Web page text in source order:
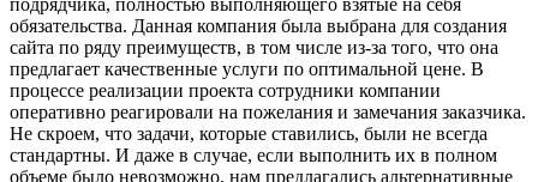
обязательства. Данная компания была выбрана для создания
сайта по ряду преимуществ, в том числе из-за того, что она
предлагает качественные услуги по оптимальной цене. В
процессе реализации проекта сотрудники компании
оперативно реагировали на пожелания и замечания заказчика.
Не скроем, что задачи, которые ставились, были не всегда
стандартны. И даже в случае, если выполнить их в полном
объеме было невозможно, нам предлагались альтернативные